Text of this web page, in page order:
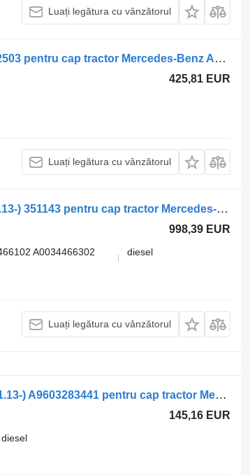
Luați legătura cu vânzătorul
Uşă Mercedes-Benz antos 2530 (01.13-) A9607202503 pentru cap tractor Mercedes-Benz Actros MP4 Antos Arocs (2012-)
425,81 EUR
Luați legătura cu vânzătorul
Unitate de control Mercedes-Benz antos 2530 (01.13-) 351143 pentru cap tractor Mercedes-Benz Actros MP4 Antos Arocs (2012-)
998,39 EUR
A0034466302
diesel
Luați legătura cu vânzătorul
Air Spring Bracket Mercedes-Benz Antos 2530 (01.13-) A9603283441 pentru cap tractor Mercedes-Benz Actros MP4 Antos Arocs (2012-)
145,16 EUR
diesel